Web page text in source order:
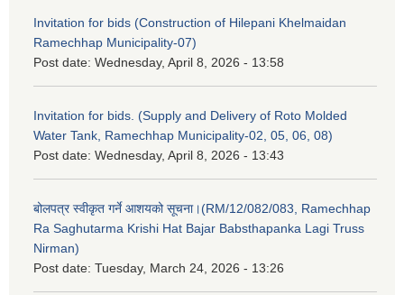
Invitation for bids (Construction of Hilepani Khelmaidan
Ramechhap Municipality-07)
Post date: Wednesday, April 8, 2026 - 13:58
Invitation for bids. (Supply and Delivery of Roto Molded
Water Tank, Ramechhap Municipality-02, 05, 06, 08)
Post date: Wednesday, April 8, 2026 - 13:43
बोलपत्र स्वीकृत गर्ने आशयको सूचना।(RM/12/082/083, Ramechhap
Ra Saghutarma Krishi Hat Bajar Babsthapanka Lagi Truss
Nirman)
Post date: Tuesday, March 24, 2026 - 13:26